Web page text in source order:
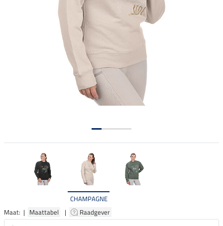
CHAMPAGNE
Maat: | Maattabel | Raadgever